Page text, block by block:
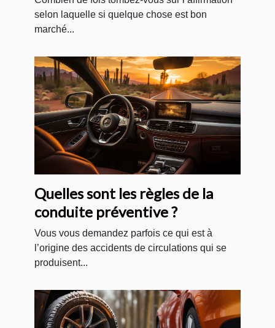
selon laquelle si quelque chose est bon
marché...
Quelles sont les règles de la
conduite préventive ?
Vous vous demandez parfois ce qui est à
l’origine des accidents de circulations qui se
produisent...